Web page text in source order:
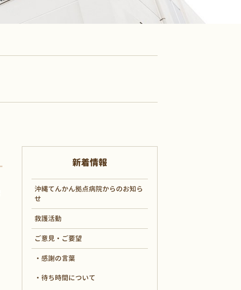
新着情報
沖縄てんかん拠点病院からのお知ら
せ
救護活動
ご意見・ご要望
感謝の言葉
待ち時間について